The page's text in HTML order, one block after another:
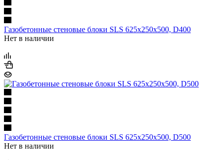
Газобетонные стеновые блоки SLS 625х250х500, D400
Нет в наличии
Газобетонные стеновые блоки SLS 625х250х500, D500
Нет в наличии